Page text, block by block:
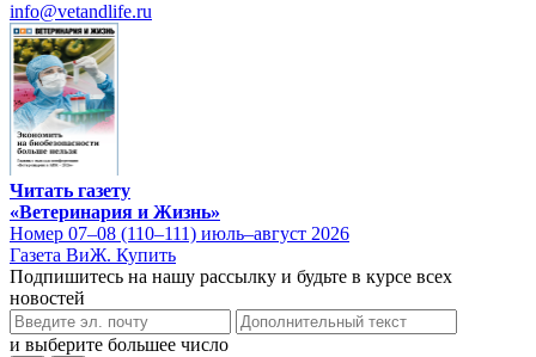
info@vetandlife.ru
Читать газету
«Ветеринария и Жизнь»
Номер 07–08 (110–111) июль–август 2026
Газета ВиЖ. Купить
Подпишитесь на нашу рассылку и будьте в курсе всех
новостей
и выберите большее число